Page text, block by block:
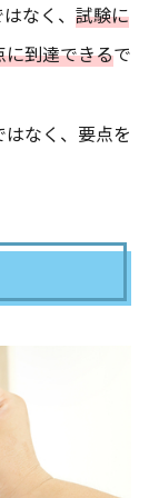
なく、 試験に
到達できるで
なく、要点を